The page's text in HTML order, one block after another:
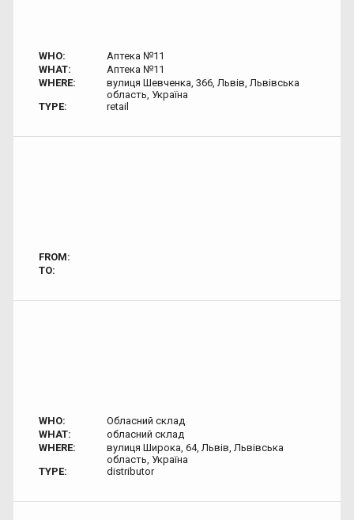
WHO:
Аптека №11
WHAT:
Аптека №11
WHERE:
вулиця Шевченка, 366, Львів, Львівська
область, Україна
TYPE:
retail
FROM:
TO:
WHO:
Обласний склад
WHAT:
обласний склад
WHERE:
вулиця Широка, 64, Львів, Львівська
область, Україна
TYPE:
distributor